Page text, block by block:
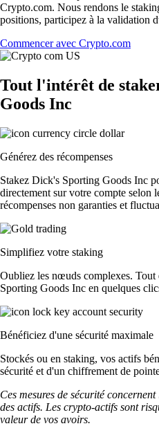
Crypto.com. Nous rendons le
positions, participez à la validation
Commencer avec Crypto.com
Tout l'intérêt de
Goods Inc
Générez des récompenses
Stakez Dick's Sporting Goods Inc
directement sur votre compte selon
récompenses non garanties et
Simplifiez votre staking
Oubliez les nœuds complexes.
Sporting Goods Inc en quelques
Bénéficiez d'une sécurité maximale
Stockés ou en staking, vos actifs
sécurité et d'un chiffrement de
Ces mesures de sécurité
des actifs. Les crypto-actifs sont
valeur de vos avoirs.